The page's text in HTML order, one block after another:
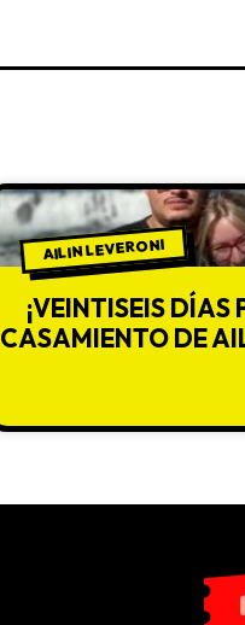
AILIN LEVERONI
¡VEINTISEIS DÍAS
CASAMIENTO DE